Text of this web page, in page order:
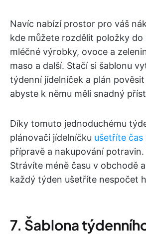
Navíc nabízí prostor pro váš
kde můžete rozdělit položky do
mléčné výrobky, ovoce a
maso a další. Stačí si šablonu
týdenní jídelníček a plán
abyste k němu měli snadný
Díky tomuto jednoduchému
plánovači jídelníčku ušetříte čas
přípravě a nakupování potravin.
Strávíte méně času v obchodě
každý týden ušetříte nespočet
7. Šablona